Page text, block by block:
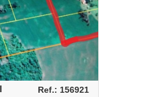
Ref.: 156921